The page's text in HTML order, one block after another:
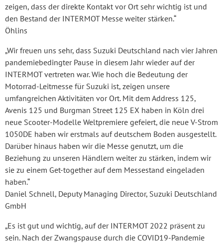
zeigen, dass der direkte Kontakt vor Ort sehr wichtig ist und
den Bestand der INTERMOT Messe weiter stärken.“
Öhlins
„Wir freuen uns sehr, dass Suzuki Deutschland nach vier Jahren
pandemiebedingter Pause in diesem Jahr wieder auf der
INTERMOT vertreten war. Wie hoch die Bedeutung der
Motorrad-Leitmesse für Suzuki ist, zeigen unsere
umfangreichen Aktivitäten vor Ort. Mit dem Address 125,
Avenis 125 und Burgman Street 125 EX haben in Köln drei
neue Scooter-Modelle Weltpremiere gefeiert, die neue V-Strom
1050DE haben wir erstmals auf deutschem Boden ausgestellt.
Darüber hinaus haben wir die Messe genutzt, um die
Beziehung zu unseren Händlern weiter zu stärken, indem wir
sie zu einem Get-together auf dem Messestand eingeladen
haben.“
Daniel Schnell, Deputy Managing Director, Suzuki Deutschland
GmbH
„Es ist gut und wichtig, auf der INTERMOT 2022 präsent zu
sein. Nach der Zwangspause durch die COVID19-Pandemie